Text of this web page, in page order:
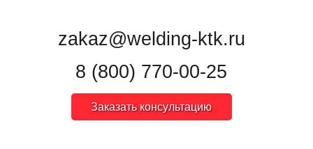
zakaz@welding-ktk.ru
8 (800) 770-00-25
Заказать консультацию